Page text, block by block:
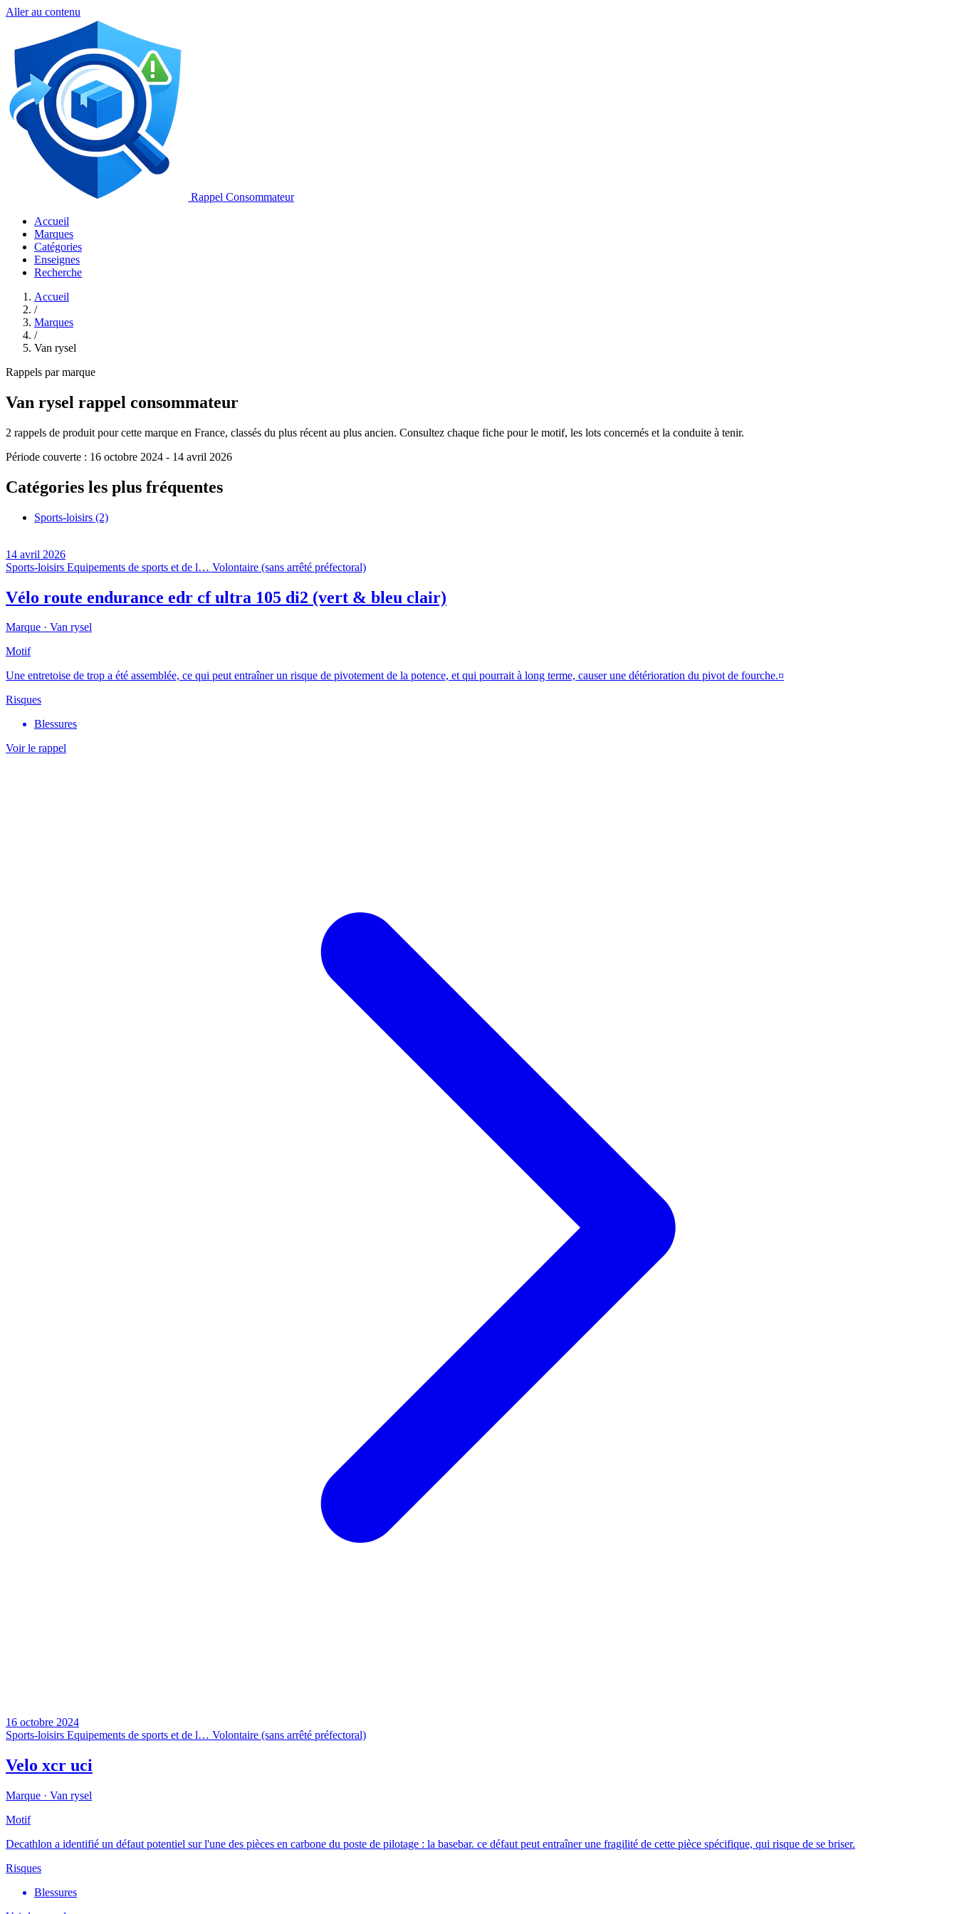
Aller au contenu
Rappel Consommateur
Accueil
Marques
Catégories
Enseignes
Recherche
Accueil
/
Marques
/
Van rysel
Rappels par marque
Van rysel rappel consommateur
2 rappels de produit pour cette marque en France, classés du plus récent au plus ancien. Consultez chaque fiche pour le motif, les lots concernés et la conduite à tenir.
Période couverte : 16 octobre 2024 - 14 avril 2026
Catégories les plus fréquentes
Sports-loisirs (2)
14 avril 2026
Sports-loisirs Equipements de sports et de l… Volontaire (sans arrêté préfectoral)
Vélo route endurance edr cf ultra 105 di2 (vert & bleu clair)
Marque · Van rysel
Motif
Une entretoise de trop a été assemblée, ce qui peut entraîner un risque de pivotement de la potence, et qui pourrait à long terme, causer une détérioration du pivot de fourche.¤
Risques
Blessures
Voir le rappel
16 octobre 2024
Sports-loisirs Equipements de sports et de l… Volontaire (sans arrêté préfectoral)
Velo xcr uci
Marque · Van rysel
Motif
Decathlon a identifié un défaut potentiel sur l'une des pièces en carbone du poste de pilotage : la basebar. ce défaut peut entraîner une fragilité de cette pièce spécifique, qui risque de se briser.
Risques
Blessures